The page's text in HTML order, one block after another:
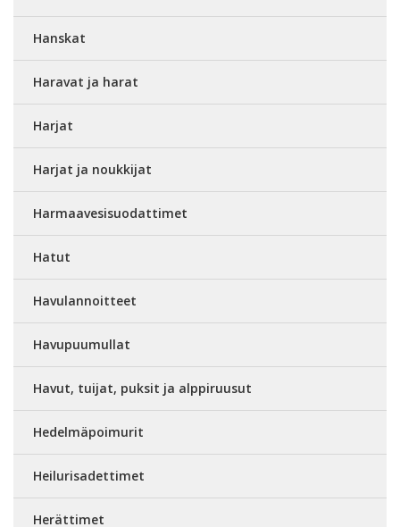
Hanskat
Haravat ja harat
Harjat
Harjat ja noukkijat
Harmaavesisuodattimet
Hatut
Havulannoitteet
Havupuumullat
Havut, tuijat, puksit ja alppiruusut
Hedelmäpoimurit
Heilurisadettimet
Herättimet